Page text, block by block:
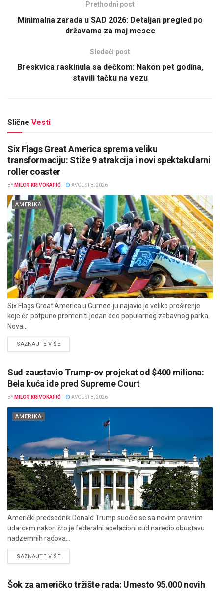
Prethodni post
Minimalna zarada u SAD 2026: Detaljan pregled po
državama za maj mesec
Sledeći post
Breskvica raskinula sa dečkom: Nakon pet godina,
stavili tačku na vezu
Slične Vesti
Six Flags Great America sprema veliku
transformaciju: Stiže 9 atrakcija i novi spektakularni
roller coaster
BY MILOS KRIVOKAPIĆ AVGUST 8, 2026
AMERIKA
Six Flags Great America u Gurnee-ju najavio je veliko proširenje
koje će potpuno promeniti jedan deo popularnog zabavnog parka.
Nova...
SAZNAJTE VIŠEDETAILS
Sud zaustavio Trump-ov projekat od $400 miliona:
Bela kuća ide pred Supreme Court
BY MILOS KRIVOKAPIĆ AVGUST 8, 2026
AMERIKA
Američki predsednik Donald Trump suočio se sa novim pravnim
udarcem nakon što je federalni apelacioni sud naredio obustavu
nadzemnih radova...
SAZNAJTE VIŠEDETAILS
Šok za američko tržište rada: Umesto 95.000 novih